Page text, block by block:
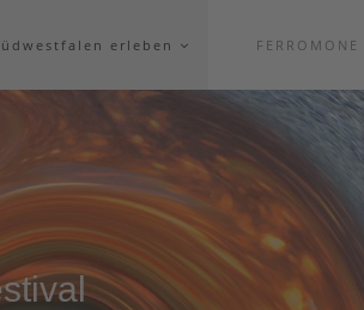
erleben FERROMONE